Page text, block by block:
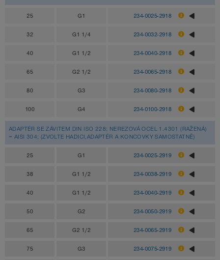
25 G1 234-0025-2918
32 G1 1/4 234-0032-2918
40 G1 1/2 234-0040-2918
65 G2 1/2 234-0065-2918
80 G3 234-0080-2918
100 G4 234-0100-2918
ADAPTÉR SE ZÁVITEM DIN ISO 228; NEREZOVÁ OCEL 1.4301 (RAŽENÁ)
= AISI 304; (ZVOLTE HADICI,ADAPTÉR A KONCOVKY SAMOSTATNĚ)
25 G1 234-0025-2919
38 G1 1/2 234-0038-2919
40 G1 1/2 234-0040-2919
50 G2 234-0050-2919
65 G2 1/2 234-0065-2919
75 G3 234-0075-2919